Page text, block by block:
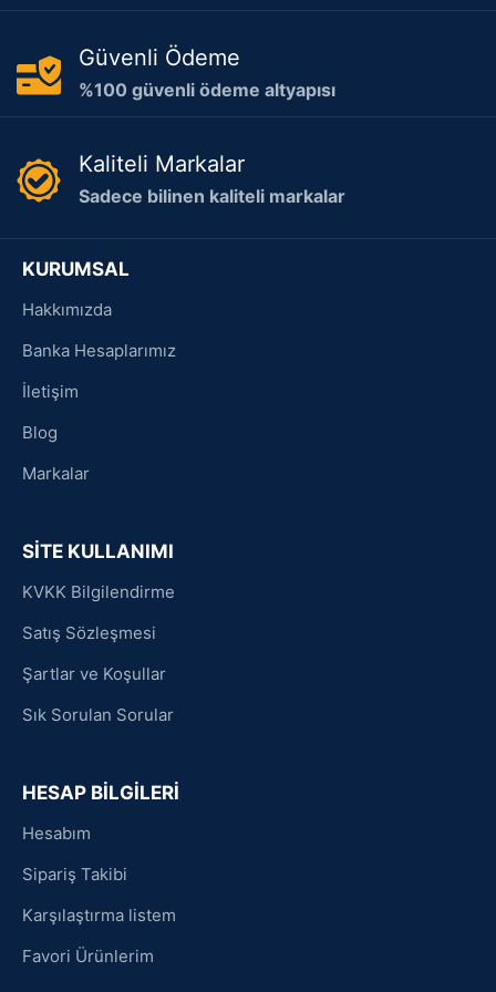
Güvenli Ödeme
%100 güvenli ödeme altyapısı
Kaliteli Markalar
Sadece bilinen kaliteli markalar
KURUMSAL
Hakkımızda
Banka Hesaplarımız
İletişim
Blog
Markalar
SİTE KULLANIMI
KVKK Bilgilendirme
Satış Sözleşmesi
Şartlar ve Koşullar
Sık Sorulan Sorular
HESAP BİLGİLERİ
Hesabım
Sipariş Takibi
Karşılaştırma listem
Favori Ürünlerim